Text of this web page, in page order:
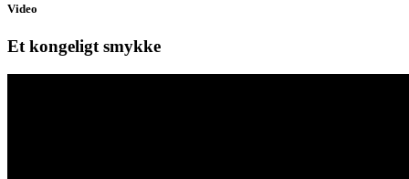
Video
Et kongeligt smykke